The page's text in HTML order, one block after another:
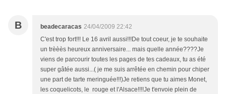
B beadecaracas 24/04/2009 22:42
C'est trop fort!!! Le 16 avril aussi!!!De tout coeur, je te souhaite
un trèèès heureux anniversaire... mais quelle année????Je
viens de parcourir toutes les pages de tes cadeaux, tu as été
super gâtée aussi...( je me suis arrêtée en chemin pour chiper
une part de tarte meringuée!!!)Je retiens que tu aimes Monet,
les coquelicots, le rouge et l'Alsace!!!!Je t'envoie plein de